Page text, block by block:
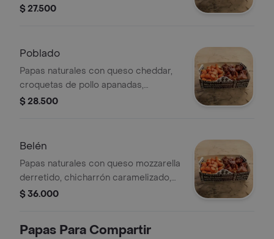
piña en trozos y salsa ghetto de la
$ 27.500
Poblado
Papas naturales con queso cheddar,
croquetas de pollo apanadas,
salchicha en trozos, tocineta y salsa
$ 28.500
Belén
Papas naturales con queso mozzarella
derretido, chicharrón caramelizado,
maicitos y salsa ghetto de la casa.
$ 36.000
Papas Para Compartir